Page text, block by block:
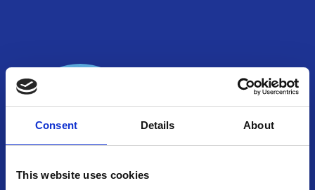
Consent Details About
This website uses cookies